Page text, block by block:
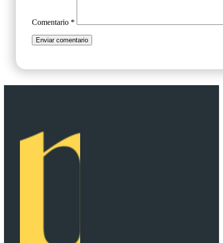
Comentario *